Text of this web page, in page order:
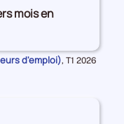
mois en
d'emploi), Données
T1 2026